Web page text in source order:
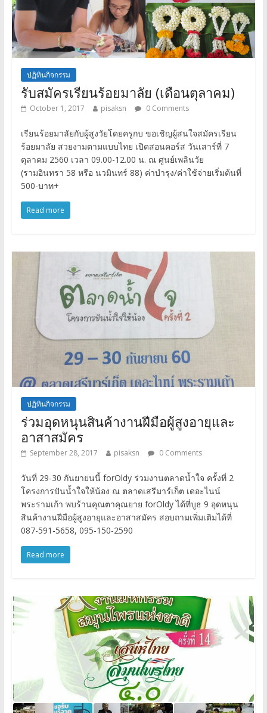
ปฏิทินกิจกรรม
รับสมัครเรียนร้อยมาลัย (เดือนตุลาคม)
October 1, 2017 pisaksn 0 Comments
เรียนร้อยมาลัยกับผู้สูงวัยโดยครูกบ ขอเชิญผู้สนใจสมัครเรียน
ร้อยมาลัย สวยงามตามแบบไทย เปิดสอนคอร์ส วันเสาร์ที่ 7
ตุลาคม 2560 เวลา 09.00-12.00 น. ณ ศูนย์เพลินวัย
(รามอินทรา 58 หรือ นวมินทร์ 88) ค่าบำรุง/ค่าใช้จ่ายเริ่มต้นที่
500-บาท+
Read more
ปฏิทินกิจกรรม
ร่วมอุดหนุนสินค้างานฝีมือผู้สูงอายุและ
อาสาสมัคร
September 28, 2017 pisaksn 0 Comments
วันที่ 29-30 กันยายนนี้ forOldy ร่วมงานตลาดน้ำใจ ครั้งที่ 2
โครงการปันน้ำใจให้น้อง ณ ตลาดเสรีมาร์เก็ต เดอะไนน์
พระรามเก้า พบร้านคุณตาคุณยาย forOldy ได้ที่บูธ 9 อุดหนุน
สินค้างานฝีมือผู้สูงอายุและอาสาสมัคร สอบถามเพิ่มเติมได้ที่
087-591-5658, 095-150-2590
Read more